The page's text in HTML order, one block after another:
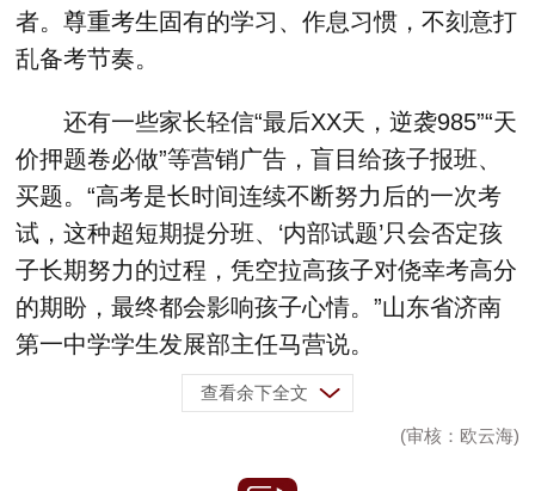
者。尊重考生固有的学习、作息习惯，不刻意打
乱备考节奏。
还有一些家长轻信“最后XX天，逆袭985”“天
价押题卷必做”等营销广告，盲目给孩子报班、
买题。“高考是长时间连续不断努力后的一次考
试，这种超短期提分班、‘内部试题’只会否定孩
子长期努力的过程，凭空拉高孩子对侥幸考高分
的期盼，最终都会影响孩子心情。”山东省济南
第一中学学生发展部主任马营说。
查看余下全文
(审核：欧云海)